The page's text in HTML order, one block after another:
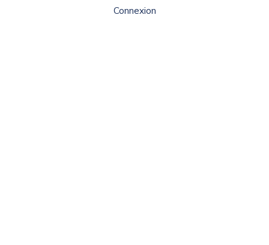
Connexion